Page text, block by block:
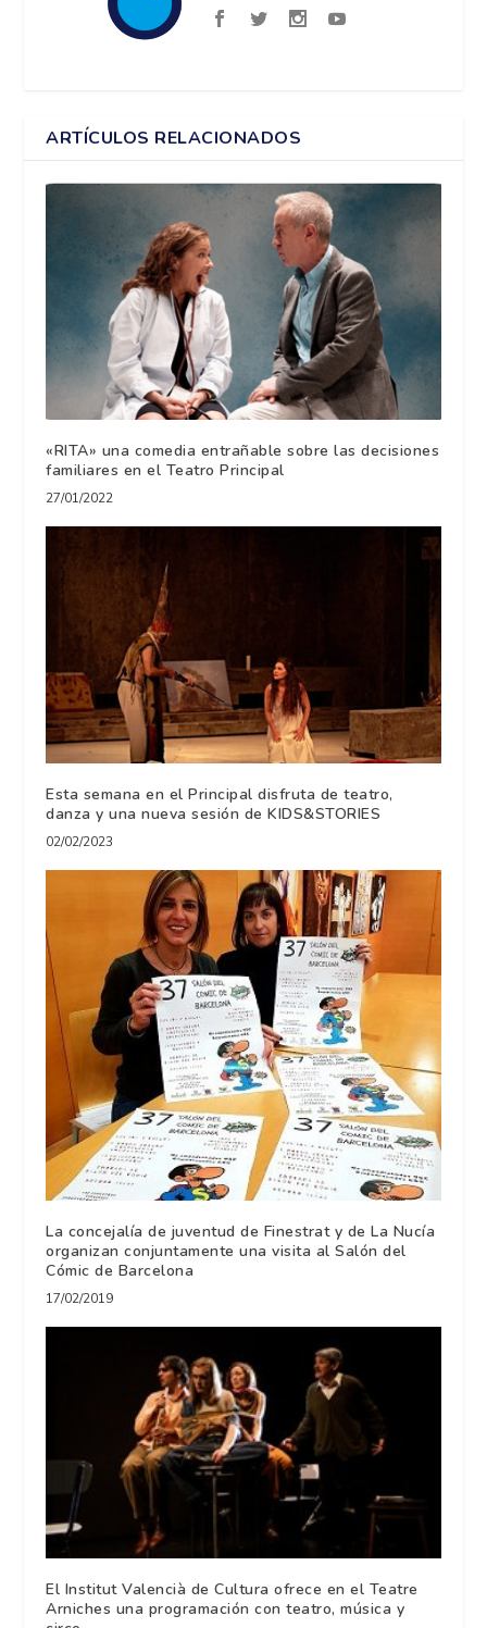
ARTÍCULOS RELACIONADOS
«RITA» una comedia entrañable sobre las decisiones
familiares en el Teatro Principal
27/01/2022
Esta semana en el Principal disfruta de teatro,
danza y una nueva sesión de KIDS&STORIES
02/02/2023
La concejalía de juventud de Finestrat y de La Nucía
organizan conjuntamente una visita al Salón del
Cómic de Barcelona
17/02/2019
El Institut Valencià de Cultura ofrece en el Teatre
Arniches una programación con teatro, música y